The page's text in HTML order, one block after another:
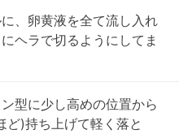
、卵黄液を全て流し入れ
ヘラで切るようにしてま
型に少し高めの位置から
ど)持ち上げて軽く落と